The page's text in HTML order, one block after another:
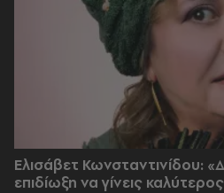
Ελισάβετ Κωνσταντινίδου:
επιδίωξη να γίνεις